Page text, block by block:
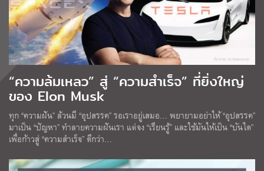
“ความล้มเหลว” สู่ “ความสำเร็จ” ที่ยิ่งใหญ่
ของ Elon Musk
ทุก “ความฝัน” ล้วนมี “อุปสรรค” รอเราอยู่เสมอ… พยายามอย่าให้ “อุปสรรค”
มาเป็น “ปัญหา” ทำลายความฝันเรา แต่จง “เรียนรู้” และใช้มันให้เป็น “บันได”
เพื่อก้าวสู่ “ความสำเร็จ” ดีกว่า…